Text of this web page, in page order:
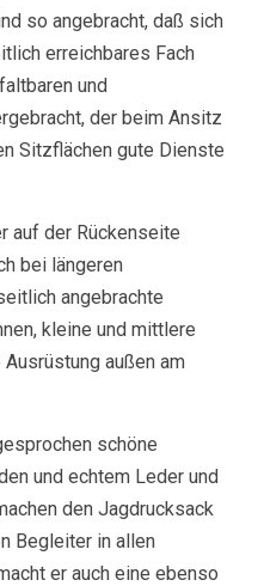
so angebracht, daß sich
erreichbares Fach
und
der beim Ansitz
Sitzflächen gute Dienste
auf der Rückenseite
bei längeren
angebrachte
kleine und mittlere
außen am
schöne
und echtem Leder und
den Jagdrucksack
Begleiter in allen
er auch eine ebenso